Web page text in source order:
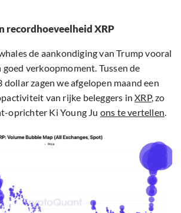
recordhoeveelheid XRP
de aankondiging van Trump vooral
verkoopmoment. Tussen de
dollar zagen we afgelopen maand een
van rijke beleggers inXRP, zo
oprichter Ki Young Ju ons te vertellen.